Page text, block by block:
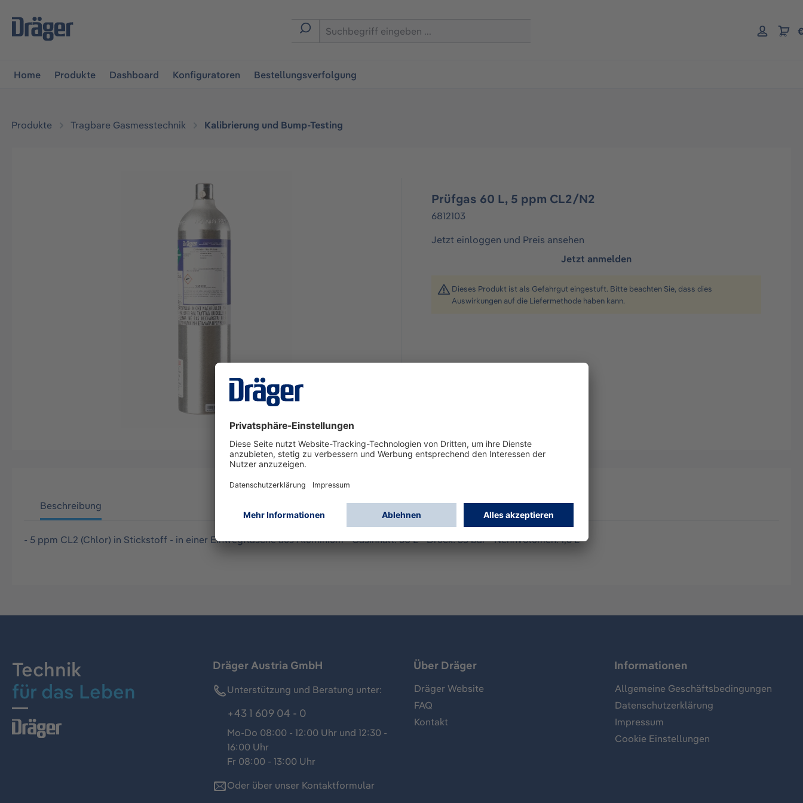
springen
Home Produkte Dashboard Konfiguratoren Bestellungsverfolgung
Produkte Tragbare Gasmesstechnik Kalibrierung und Bump-Testing
Prüfgas 60 L, 5 ppm CL2/N2
6812103
Jetzt einloggen und Preis ansehen
Jetzt anmelden
Dieses Produkt ist als Gefahrgut eingestuft. Bitte beachten Sie, dass dies
Auswirkungen auf die Liefermethode haben kann.
Beschreibung
- 5 ppm CL2 (Chlor) in Stickstoff - in einer Einwegflasche aus Aluminium - Gasinhalt: 60 L - Druck: 35 bar - Nennvolumen: 1,6 L
Technik
für das Leben
Dräger Austria GmbH
Unterstützung und Beratung unter:
+43 1 609 04 - 0
Mo-Do 08:00 - 12:00 Uhr und 12:30 -
16:00 Uhr
Fr 08:00 - 13:00 Uhr
Oder über unser Kontaktformular
Über Dräger
Dräger Website
FAQ
Kontakt
Informationen
Allgemeine Geschäftsbedingungen
Datenschutzerklärung
Impressum
Cookie Einstellungen